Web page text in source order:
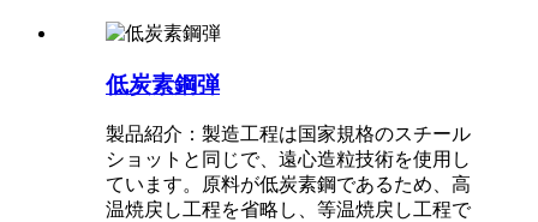
低炭素鋼弾
製品紹介：製造工程は国家規格のスチール
ショットと同じで、遠心造粒技術を使用し
ています。原料が低炭素鋼であるため、高
温焼戻し工程を省略し、等温焼戻し工程で